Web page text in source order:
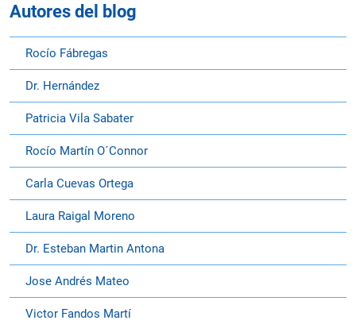
Autores del blog
Rocío Fábregas
Dr. Hernández
Patricia Vila Sabater
Rocío Martín O´Connor
Carla Cuevas Ortega
Laura Raigal Moreno
Dr. Esteban Martin Antona
Jose Andrés Mateo
Victor Fandos Martí